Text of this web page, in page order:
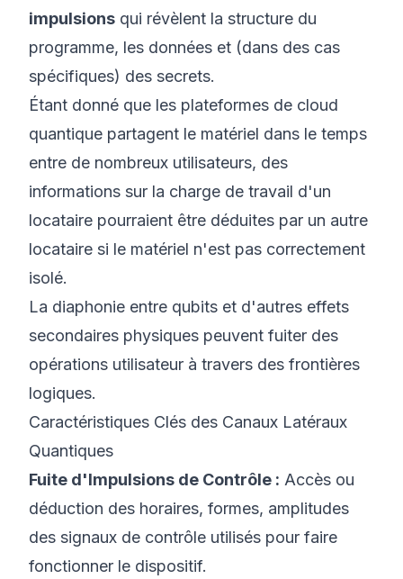
impulsions qui révèlent la structure du
programme, les données et (dans des cas
spécifiques) des secrets.
Étant donné que les plateformes de cloud
quantique partagent le matériel dans le temps
entre de nombreux utilisateurs, des
informations sur la charge de travail d'un
locataire pourraient être déduites par un autre
locataire si le matériel n'est pas correctement
isolé.
La diaphonie entre qubits et d'autres effets
secondaires physiques peuvent fuiter des
opérations utilisateur à travers des frontières
logiques.
Caractéristiques Clés des Canaux Latéraux
Quantiques
Fuite d'Impulsions de Contrôle : Accès ou
déduction des horaires, formes, amplitudes
des signaux de contrôle utilisés pour faire
fonctionner le dispositif.